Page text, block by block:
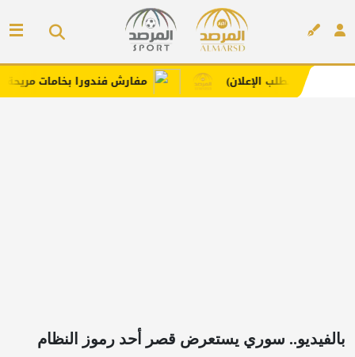
مفارش فندورا بخامات مريحة وعصرية مع الإعلان)
بالفيديو.. سوري يستعرض قصر أحد رموز النظام